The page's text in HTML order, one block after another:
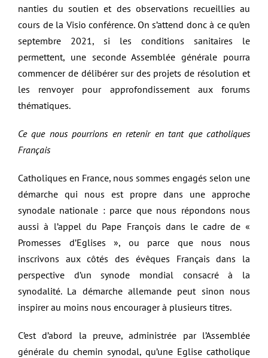
nanties du soutien et des observations recueillies au
cours de la Visio conférence. On s’attend donc à ce qu’en
septembre 2021, si les conditions sanitaires le
permettent, une seconde Assemblée générale pourra
commencer de délibérer sur des projets de résolution et
les renvoyer pour approfondissement aux forums
thématiques.
Ce que nous pourrions en retenir en tant que catholiques
Français
Catholiques en France, nous sommes engagés selon une
démarche qui nous est propre dans une approche
synodale nationale : parce que nous répondons nous
aussi à l’appel du Pape François dans le cadre de «
Promesses d’Eglises », ou parce que nous nous
inscrivons aux côtés des évêques Français dans la
perspective d’un synode mondial consacré à la
synodalité. La démarche allemande peut sinon nous
inspirer au moins nous encourager à plusieurs titres.
C’est d’abord la preuve, administrée par l’Assemblée
générale du chemin synodal, qu’une Eglise catholique